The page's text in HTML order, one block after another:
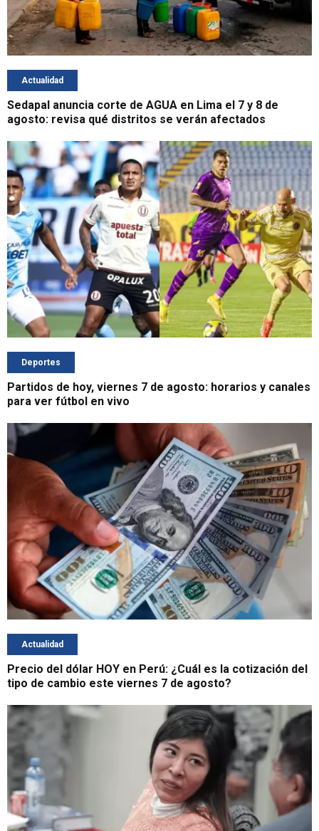
Actualidad
Sedapal anuncia corte de AGUA en Lima el 7 y 8 de
agosto: revisa qué distritos se verán afectados
Deportes
Partidos de hoy, viernes 7 de agosto: horarios y canales
para ver fútbol en vivo
Actualidad
Precio del dólar HOY en Perú: ¿Cuál es la cotización del
tipo de cambio este viernes 7 de agosto?